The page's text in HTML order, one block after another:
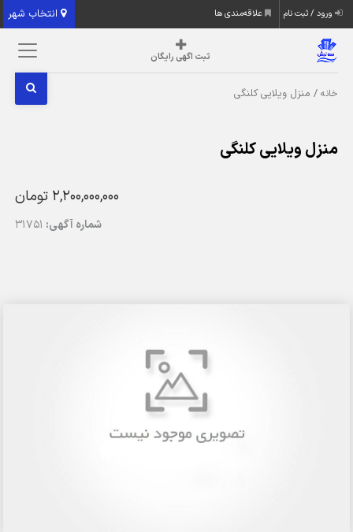
انتخاب شهر ورود / ثبت نام علاقه‌مندی ها
ثبت اگهی رایگان
خانه / منزل ویلایی کلنگی
منزل ویلایی کلنگی
2,200,000,000 تومان
شماره آگهی: 31751